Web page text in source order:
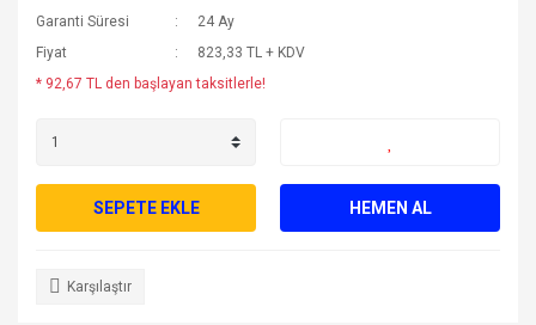
Garanti Süresi
24 Ay
Fiyat
823,33 TL + KDV
* 92,67 TL den başlayan taksitlerle!
SEPETE EKLE HEMEN AL
Karşılaştır